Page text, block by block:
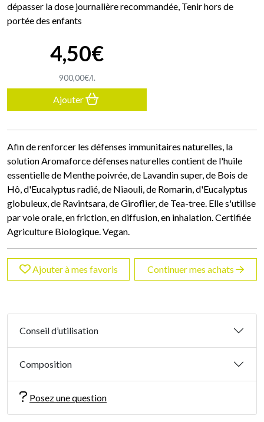
dépasser la dose journalière recommandée, Tenir hors de
portée des enfants
4,50€
900,00€/l.
Ajouter
Afin de renforcer les défenses immunitaires naturelles, la
solution Aromaforce défenses naturelles contient de l'huile
essentielle de Menthe poivrée, de Lavandin super, de Bois de
Hô, d'Eucalyptus radié, de Niaouli, de Romarin, d'Eucalyptus
globuleux, de Ravintsara, de Giroflier, de Tea-tree. Elle s'utilise
par voie orale, en friction, en diffusion, en inhalation. Certifiée
Agriculture Biologique. Vegan.
Ajouter à mes favoris Continuer mes achats
Conseil d’utilisation
Composition
Posez une question